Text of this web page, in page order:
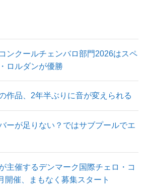
ンクールチェンバロ部門2026はスペ
ロルダンが優勝
作品、2年半ぶりに音が変えられる
ーが足りない？ではサブプールでエ
主催するデンマーク国際チェロ・コ
開催、まもなく募集スタート